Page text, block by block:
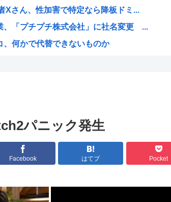
Xさん、性加害で特定なら降板ドミ...
、「プチプチ株式会社」に社名変更 ...
、何かで代替できないものか
との入浴中の画像が流出した結果・・...
台国論争」最前線！ 最新研究で見え...
本けんた「災害募金に関するデマを流...
障がい者差別漫画で2億稼いでいた模...
パニック発生
Facebook はてブ Pocket